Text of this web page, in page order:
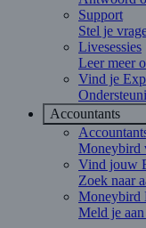
Support
Stel je
Livesessies
Leer meer
Vind je
Accountants
Moneybird
Vind jouw
Zoek naar
Moneybird
Meld je